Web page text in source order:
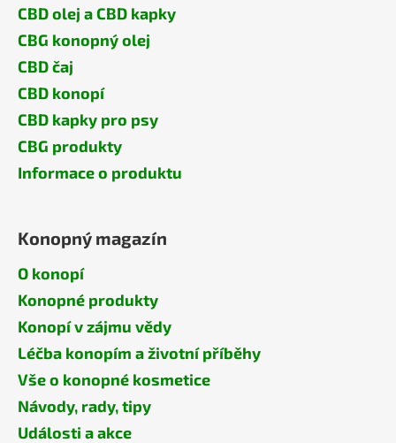
CBD olej a CBD kapky
CBG konopný olej
CBD čaj
CBD konopí
CBD kapky pro psy
CBG produkty
Informace o produktu
Konopný magazín
O konopí
Konopné produkty
Konopí v zájmu vědy
Léčba konopím a životní příběhy
Vše o konopné kosmetice
Návody, rady, tipy
Události a akce